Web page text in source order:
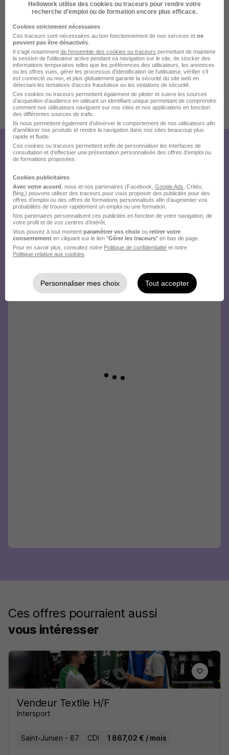
5 de plus
Publiée le 16/07/2026 - Réf : 4728837101
Créez votre compte
sur le site du recruteur !
Ces offres pourraient aussi
vous intéresser
Vendeur Textile H/F
Intersport
Saint-Junien - 87 CDI 1 867,02 € / mois
Hellowork utilise des cookies ou traceurs pour rendre votre
recherche d’emploi ou de formation encore plus efficace.
Cookies strictement nécessaires
Ces traceurs sont nécessaires au bon fonctionnement de nos services et ne
peuvent pas être désactivés
Il s'agit notamment de l'ensemble des cookies ou traceurs permettant de maintenir
la session de l'utilisateur active pendant sa navigation sur le site, de stocker des
informations temporaires telles que les préférences des utilisateurs, les annonces
ou les offres vues, gérer les processus d'identification de l'utilisateur, vérifier s'il
est connecté ou non, et plus globalement garantir la sécurité du site web en
détectant les tentatives d'accès frauduleux ou les violations de sécurité.
Ces cookies ou traceurs permettent également de piloter et suivre les sources
d'acquisition d'audience en utilisant un identifiant unique permettant de comprendre
comment nos utilisateurs naviguent sur nos sites et nos applications en fonction
des différentes sources de trafic.
Ils nous permettent également d’observer le comportement de nos utilisateurs afin
d'améliorer nos produits et rendre la navigation dans nos sites beaucoup plus
rapide et fluide.
Ces cookies ou traceurs permettent enfin de personnaliser les interfaces de
consultation et d'effectuer une présentation personnalisée des offres d'emploi ou
de formations proposées.
Cookies publicitaires
Avec votre accord , nous et nos partenaires (Facebook, Google Ads , Critéo,
Bing,) pouvons utiliser des traceurs pour vous proposer des publicités pour des
offres d’emploi ou des offres de formations personnalisés afin d’augmenter vos
probabilités de trouver rapidement un emploi ou une formation.
Nos partenaires personnalisent ces publicités en fonction de votre navigation, de
votre profil et de vos centres d’intérêt.
Vous pouvez à tout moment paramétrer vos choix ou retirer votre
consentement en cliquant sur le lien "Gérer les traceurs" en bas de page.
Pour en savoir plus, consultez notre Politique de confidentialité et notre
Politique relative aux cookies
Personnaliser mes choix Tout accepter